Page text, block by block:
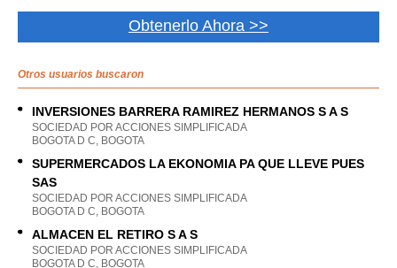
Obtenerlo Ahora >>
Otros usuarios buscaron
INVERSIONES BARRERA RAMIREZ HERMANOS S A S
SOCIEDAD POR ACCIONES SIMPLIFICADA
BOGOTA D C, BOGOTA
SUPERMERCADOS LA EKONOMIA PA QUE LLEVE PUES
SAS
SOCIEDAD POR ACCIONES SIMPLIFICADA
BOGOTA D C, BOGOTA
ALMACEN EL RETIRO S A S
SOCIEDAD POR ACCIONES SIMPLIFICADA
BOGOTA D C, BOGOTA